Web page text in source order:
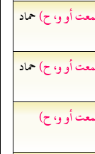
أو و، ح)حماد
أو و، ح)حماد
أو و، ح)